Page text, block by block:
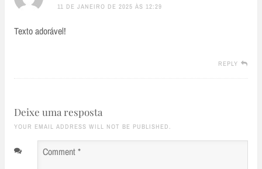
11 DE JANEIRO DE 2025 ÀS 12:29
Texto adorável!
REPLY
Deixe uma resposta
YOUR EMAIL ADDRESS WILL NOT BE PUBLISHED.
Comment